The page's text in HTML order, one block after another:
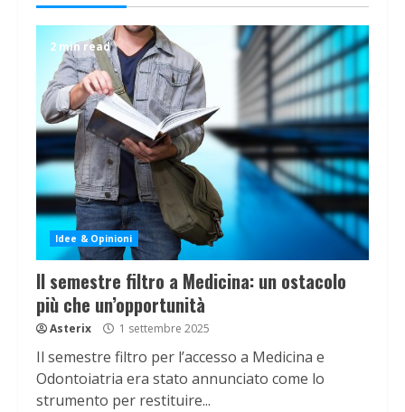
2 min read
Idee & Opinioni
Il semestre filtro a Medicina: un ostacolo
più che un’opportunità
Asterix 1 settembre 2025
Il semestre filtro per l’accesso a Medicina e
Odontoiatria era stato annunciato come lo
strumento per restituire...